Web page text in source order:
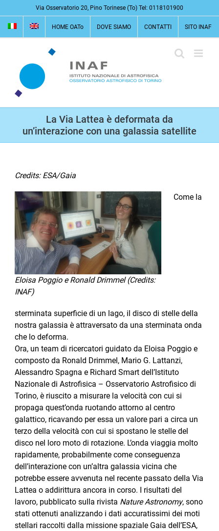
al
contenuto
Via Osservatorio 20, Pino Torinese (To) Tel: 0118101900
HOME OATo DOVE SIAMO CONTATTI SITO INAF
La Via Lattea è deformata da
un’interazione con una galassia satellite
Credits: ESA/Gaia
Eloisa Poggio e Ronald Drimmel (Credits:
INAF)
Come la
sterminata superficie di un lago, il disco di stelle della
nostra galassia è attraversato da una sterminata onda
che lo deforma.
Ora, un team di ricercatori guidato da Eloisa Poggio e
composto da Ronald Drimmel, Mario G. Lattanzi,
Alessandro Spagna e Richard Smart dell’Istituto
Nazionale di Astrofisica – Osservatorio Astrofisico di
Torino, è riuscito a misurare la velocità con cui si
propaga quest’onda ruotando attorno al centro
galattico, ricavando per essa un valore pari a circa un
terzo della velocità con cui si spostano le stelle del
disco nel loro moto di rotazione. L’onda viaggia molto
rapidamente, probabilmente come conseguenza
dell’interazione con un’altra galassia vicina che
potrebbe essere avvenuta nel recente passato della Via
Lattea o addirittura ancora in corso. I risultati del
lavoro, pubblicato sulla rivista Nature Astronomy, sono
stati ottenuti analizzando i dati accuratissimi dei moti
stellari raccolti dalla missione spaziale Gaia dell’ESA,